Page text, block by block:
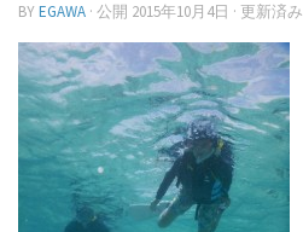
BYEGAWA · 公開 2015年10月4日 · 更新済み